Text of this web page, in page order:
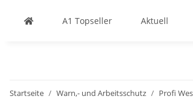
A1 Topseller Aktuell
Startseite Warn,- und Arbeitsschutz Profi